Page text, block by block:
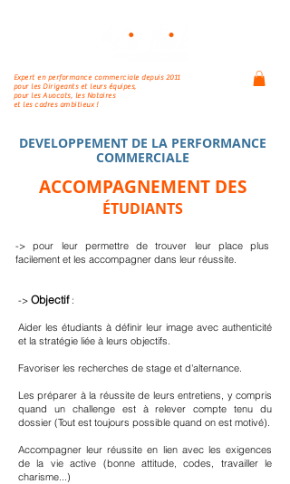
Expert en performance commerciale depuis 2011
pour les Dirigeants et leurs équipes,
pour les Avocats, les Notaires
et les cadres ambitieux !
Pass gratuit
7 jours
DEVELOPPEMENT DE LA PERFORMANCE
COMMERCIALE
ACCOMPAGNEMENT DES
ÉTUDIANTS
-> pour leur permettre de trouver leur place plus
facilement et les accompagner dans leur réussite.
-> Objectif:​
Aider les étudiants à définir leur image avec authenticité
et la stratégie liée à leurs objectifs.
Favoriser les recherches de stage et d'alternance.
Les préparer à la réussite de leurs entretiens, y compris
quand un challenge est à relever compte tenu du
dossier (Tout est toujours possible quand on est motivé).
Accompagner leur réussite en lien avec les exigences
de la vie active (bonne attitude, codes, travailler le
charisme...)